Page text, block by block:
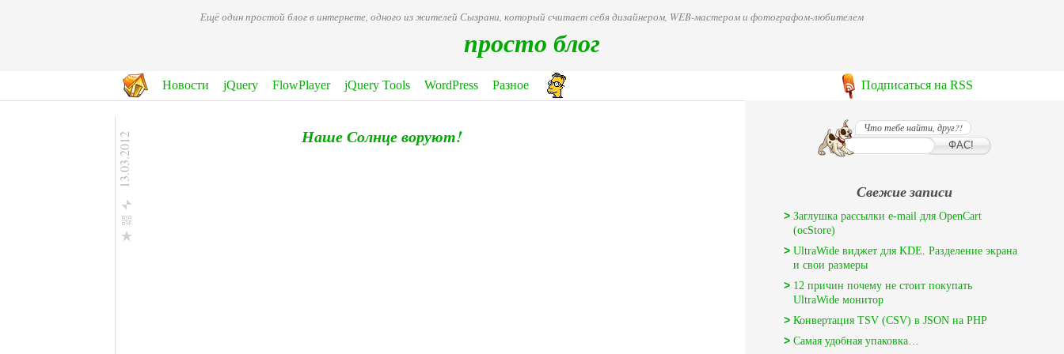
Ещё один простой блог в интернете, одного из жителей Сызрани, который считает себя дизайнером, WEB-мастером и фотографом-любителем
просто блог
Новости jQuery FlowPlayer jQuery Tools WordPress Разное Подписаться на RSS
13.03.2012 Наше Солнце воруют! Что тебе найти, друг?!
Свежие записи
Заглушка рассылки e-mail для OpenCart
(ocStore)
UltraWide виджет для KDE. Разделение экрана
и свои размеры
12 причин почему не стоит покупать
UltraWide монитор
Конвертация TSV (CSV) в JSON на PHP
Самая удобная упаковка…